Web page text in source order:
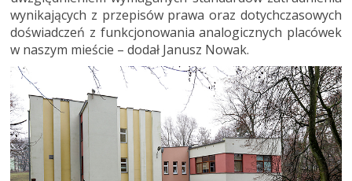
wynikających z przepisów prawa oraz dotychczasowych
doświadczeń z funkcjonowania analogicznych placówek
w naszym mieście – dodał Janusz Nowak.